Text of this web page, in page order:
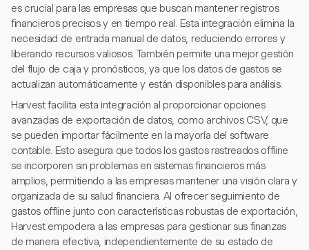
es crucial para las empresas que buscan mantener registros
financieros precisos y en tiempo real. Esta integración elimina la
necesidad de entrada manual de datos, reduciendo errores y
liberando recursos valiosos. También permite una mejor gestión
del flujo de caja y pronósticos, ya que los datos de gastos se
actualizan automáticamente y están disponibles para análisis.
Harvest facilita esta integración al proporcionar opciones
avanzadas de exportación de datos, como archivos CSV, que
se pueden importar fácilmente en la mayoría del software
contable. Esto asegura que todos los gastos rastreados offline
se incorporen sin problemas en sistemas financieros más
amplios, permitiendo a las empresas mantener una visión clara y
organizada de su salud financiera. Al ofrecer seguimiento de
gastos offline junto con características robustas de exportación,
Harvest empodera a las empresas para gestionar sus finanzas
de manera efectiva, independientemente de su estado de